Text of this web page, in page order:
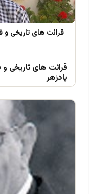
قرائت های تاریخی و
پادزهر